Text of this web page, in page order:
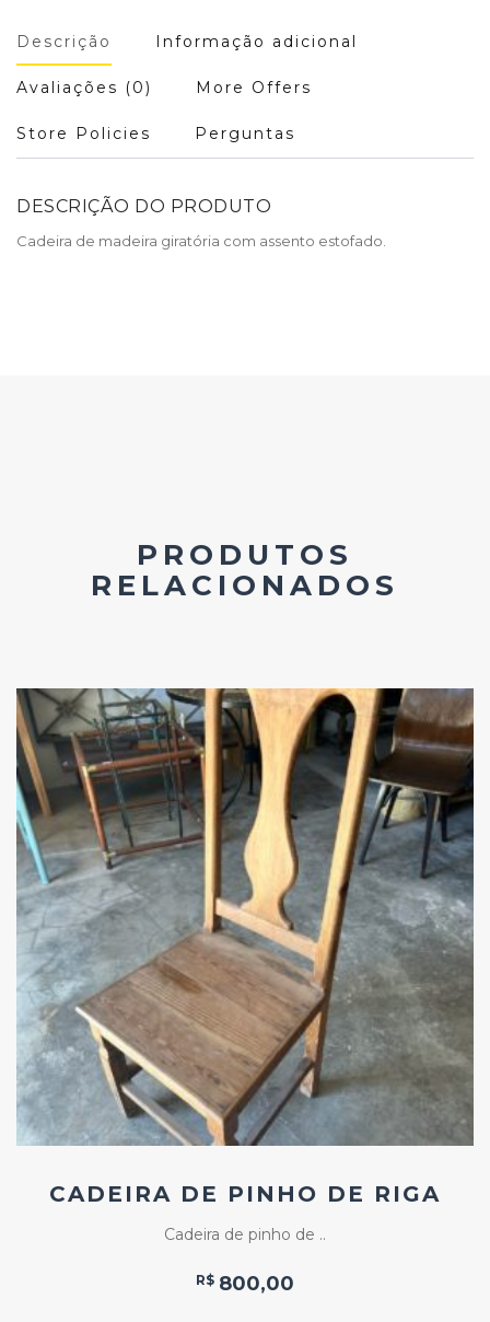
Descrição Informação adicional
Avaliações (0) More Offers
Store Policies Perguntas
DESCRIÇÃO DO PRODUTO
Cadeira de madeira giratória com assento estofado.
PRODUTOS
RELACIONADOS
Add
ao
Favoritos
CADEIRA DE PINHO DE RIGA
Cadeira de pinho de ..
R$ 800,00